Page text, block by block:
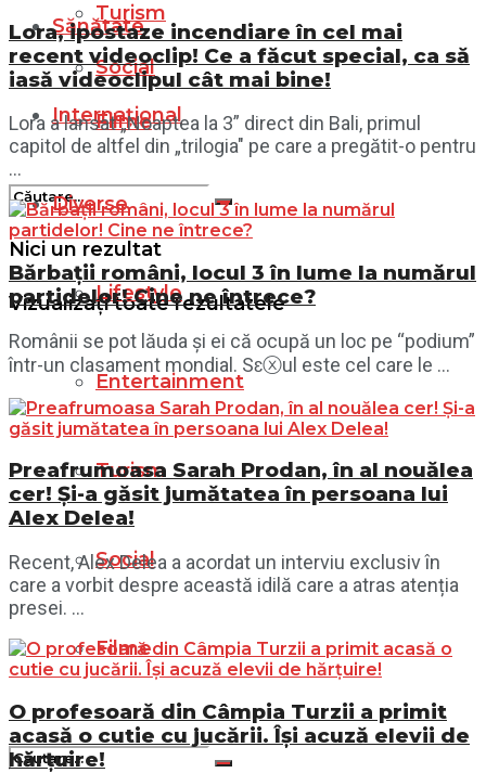
Turism
Social
Filme
Nici un rezultat
Vizualizați toate rezultatele
Sănătate
Internațional
Diverse
Lifestyle
Entertainment
Turism
Social
Filme
Lora, ipostaze incendiare în cel mai
recent videoclip! Ce a făcut special, ca să
iasă videoclipul cât mai bine!
Lora a lansat „Noaptea la 3” direct din Bali, primul
capitol de altfel din „trilogia" pe care a pregătit-o pentru
...
Bărbații români, locul 3 în lume la numărul
partidelor! Cine ne întrece?
Românii se pot lăuda și ei că ocupă un loc pe “podium”
într-un clasament mondial. Sɛⓧul este cel care le ...
Preafrumoasa Sarah Prodan, în al nouălea
cer! Și-a găsit jumătatea în persoana lui
Alex Delea!
Recent, Alex Delea a acordat un interviu exclusiv în
care a vorbit despre această idilă care a atras atenția
presei. ...
O profesoară din Câmpia Turzii a primit
acasă o cutie cu jucării. Își acuză elevii de
hărțuire!